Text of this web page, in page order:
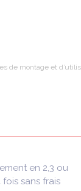
de montage et
en 2,3 ou
fois sans frais